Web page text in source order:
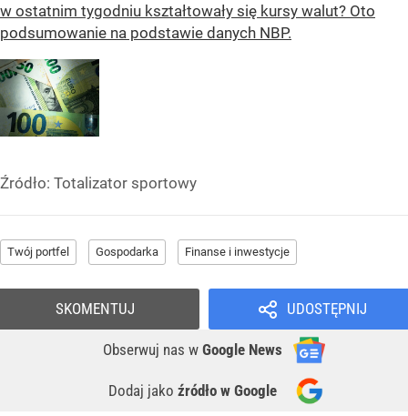
w ostatnim tygodniu kształtowały się kursy walut? Oto
podsumowanie na podstawie danych NBP.
Źródło: Totalizator sportowy
Twój portfel Gospodarka Finanse i inwestycje
UDOSTĘPNIJ
Obserwuj nas w Google News
Dodaj jako źródło w Google
SKOMENTUJ